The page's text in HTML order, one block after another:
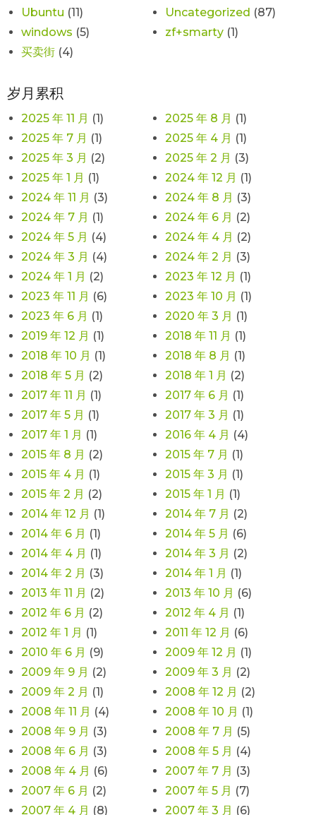
Ubuntu (11) Uncategorized (87)
windows (5) zf+smarty (1)
买卖街 (4)
岁月累积
2025 年 11 月 (1) 2025 年 8 月 (1)
2025 年 7 月 (1) 2025 年 4 月 (1)
2025 年 3 月 (2) 2025 年 2 月 (3)
2025 年 1 月 (1) 2024 年 12 月 (1)
2024 年 11 月 (3) 2024 年 8 月 (3)
2024 年 7 月 (1) 2024 年 6 月 (2)
2024 年 5 月 (4) 2024 年 4 月 (2)
2024 年 3 月 (4) 2024 年 2 月 (3)
2024 年 1 月 (2) 2023 年 12 月 (1)
2023 年 11 月 (6) 2023 年 10 月 (1)
2023 年 6 月 (1) 2020 年 3 月 (1)
2019 年 12 月 (1) 2018 年 11 月 (1)
2018 年 10 月 (1) 2018 年 8 月 (1)
2018 年 5 月 (2) 2018 年 1 月 (2)
2017 年 11 月 (1) 2017 年 6 月 (1)
2017 年 5 月 (1) 2017 年 3 月 (1)
2017 年 1 月 (1) 2016 年 4 月 (4)
2015 年 8 月 (2) 2015 年 7 月 (1)
2015 年 4 月 (1) 2015 年 3 月 (1)
2015 年 2 月 (2) 2015 年 1 月 (1)
2014 年 12 月 (1) 2014 年 7 月 (2)
2014 年 6 月 (1) 2014 年 5 月 (6)
2014 年 4 月 (1) 2014 年 3 月 (2)
2014 年 2 月 (3) 2014 年 1 月 (1)
2013 年 11 月 (2) 2013 年 10 月 (6)
2012 年 6 月 (2) 2012 年 4 月 (1)
2012 年 1 月 (1) 2011 年 12 月 (6)
2010 年 6 月 (9) 2009 年 12 月 (1)
2009 年 9 月 (2) 2009 年 3 月 (2)
2009 年 2 月 (1) 2008 年 12 月 (2)
2008 年 11 月 (4) 2008 年 10 月 (1)
2008 年 9 月 (3) 2008 年 7 月 (5)
2008 年 6 月 (3) 2008 年 5 月 (4)
2008 年 4 月 (6) 2007 年 7 月 (3)
2007 年 6 月 (2) 2007 年 5 月 (7)
2007 年 4 月 (8) 2007 年 3 月 (6)